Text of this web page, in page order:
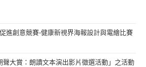
進創意競賽-健康新視界海報設計與電繪比賽
聲大賞：朗讀文本演出影片徵選活動」之活動